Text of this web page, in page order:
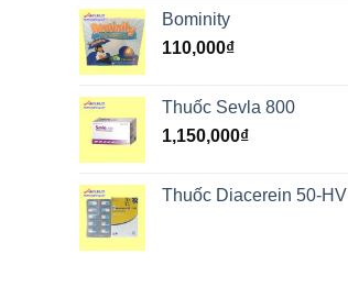
Bominity
110,000₫
Thuốc Sevla 800
1,150,000₫
Thuốc Diacerein 50-HV